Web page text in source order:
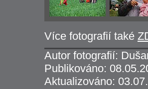
Více fotografií také
Autor fotografií:
Publikováno:
Aktualizováno: